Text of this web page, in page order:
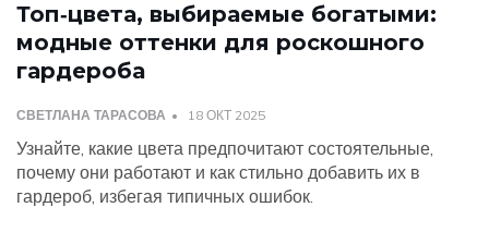
Топ‑цвета, выбираемые богатыми:
модные оттенки для роскошного
гардероба
СВЕТЛАНА ТАРАСОВА 18 ОКТ 2025
Узнайте, какие цвета предпочитают состоятельные,
почему они работают и как стильно добавить их в
гардероб, избегая типичных ошибок.